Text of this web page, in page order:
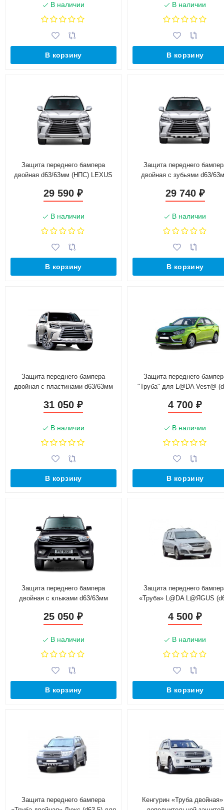
В наличии
В корзину
В наличии
В корзину
Защита переднего бампера
двойная d63/63мм (НПС) LEXUS
29 590₽
В наличии
В корзину
Защита переднего
двойная с зубьями d63/
29 740 ₽
В наличии
В корзину
Защита переднего бампера
двойная с пластинами d63/63мм
31 050₽
В наличии
В корзину
Защита переднего
"Труба" для L@DA Vesт@
4 700₽
В наличии
В корзину
Защита переднего бампера
двойная с клыками d63/63мм
25 050₽
В наличии
В корзину
Защита переднего
«Труба» L@DA L@ЯGUS
4 500₽
В наличии
В корзину
Защита переднего бампера
Кенгурин «Труба